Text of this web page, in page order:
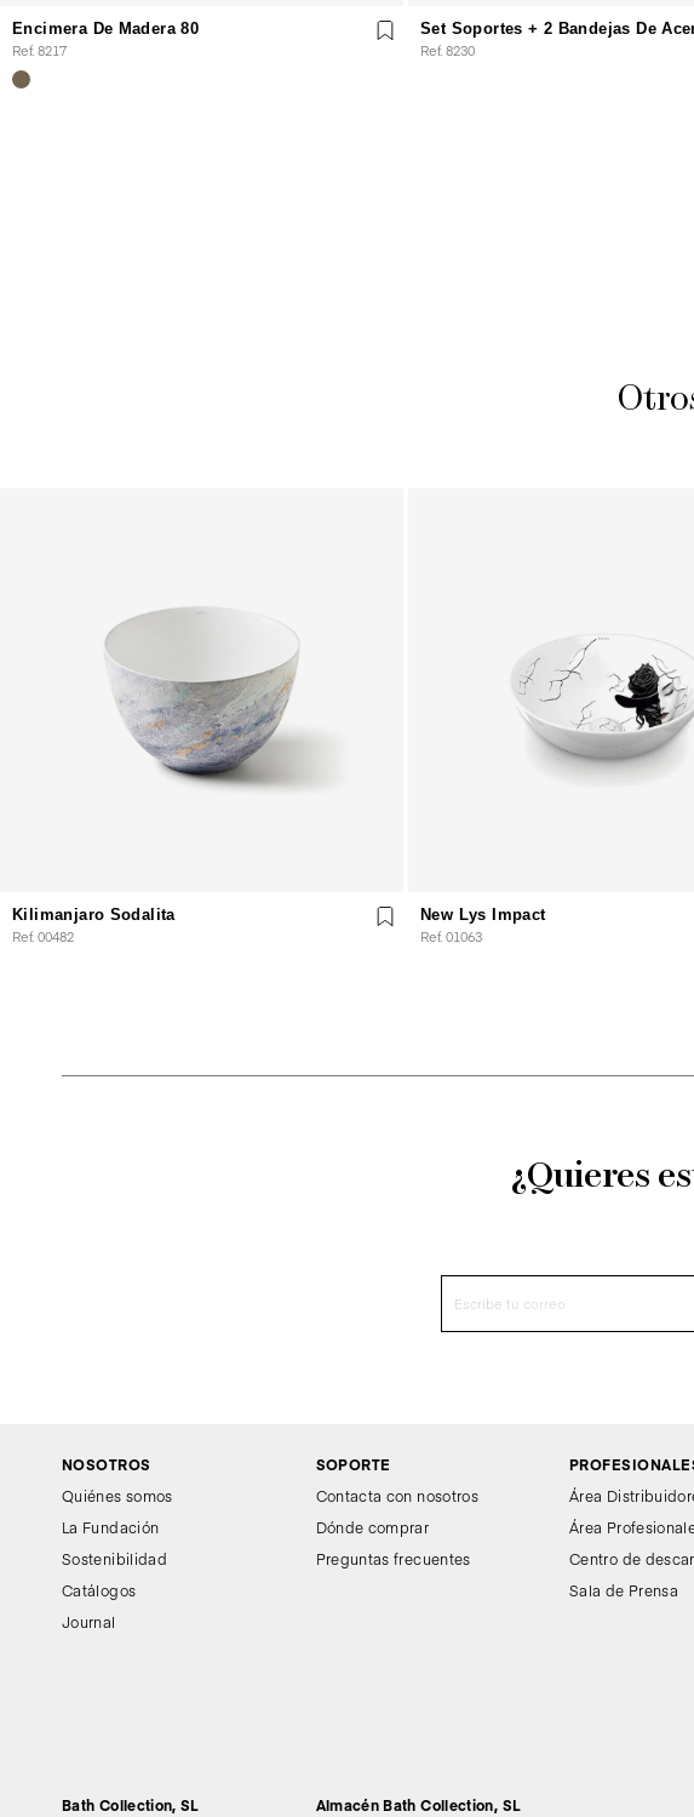
Encimera De Madera 80
Ref. 8217
Set Soportes + 2 Bandejas De
Ref. 8230
Kilimanjaro Sodalita
Ref. 00482
New Lys Impact
Ref. 01063
¿Quieres
NOSOTROS
Quiénes somos
La Fundación
Sostenibilidad
Catálogos
Journal
SOPORTE
Contacta con nosotros
Dónde comprar
Preguntas frecuentes
Área
Área
Centro de
Sala de Prensa
Bath Collection, SL Almacén Bath Collection, SL